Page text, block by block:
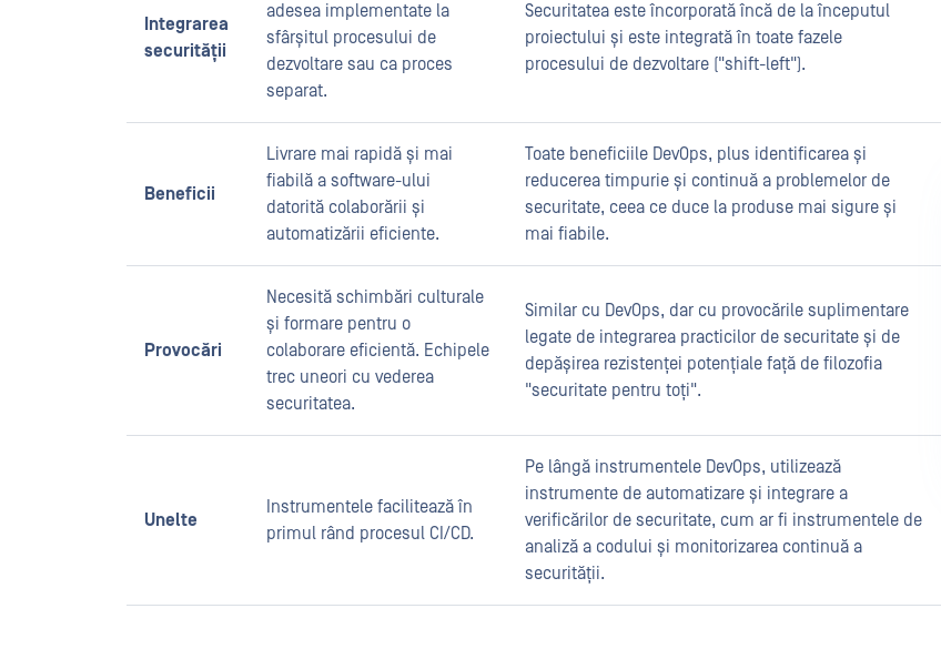
Integrarea
securității
adesea implementate la
sfârșitul procesului de
dezvoltare sau ca proces
separat.
Securitatea este încorporată încă de la începutul
proiectului și este integrată în toate fazele
procesului de dezvoltare ("shift-left").
Beneficii
Livrare mai rapidă și mai
fiabilă a software-ului
datorită colaborării și
automatizării eficiente.
Toate beneficiile DevOps, plus identificarea și
reducerea timpurie și continuă a problemelor de
securitate, ceea ce duce la produse mai sigure și
mai fiabile.
Provocări
Necesită schimbări culturale
și formare pentru o
colaborare eficientă. Echipele
trec uneori cu vederea
securitatea.
Similar cu DevOps, dar cu provocările suplimentare
legate de integrarea practicilor de securitate și de
depășirea rezistenței potențiale față de filozofia
"securitate pentru toți".
Unelte
Instrumentele facilitează în
primul rând procesul CI/CD.
Pe lângă instrumentele DevOps, utilizează
instrumente de automatizare și integrare a
verificărilor de securitate, cum ar fi instrumentele de
analiză a codului și monitorizarea continuă a
securității.